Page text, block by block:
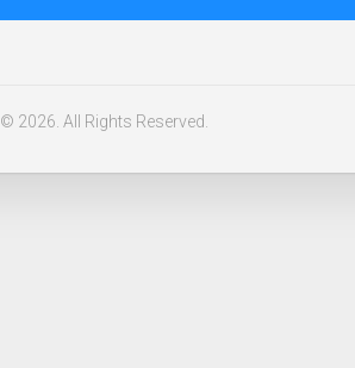
© 2026. All Rights Reserved.